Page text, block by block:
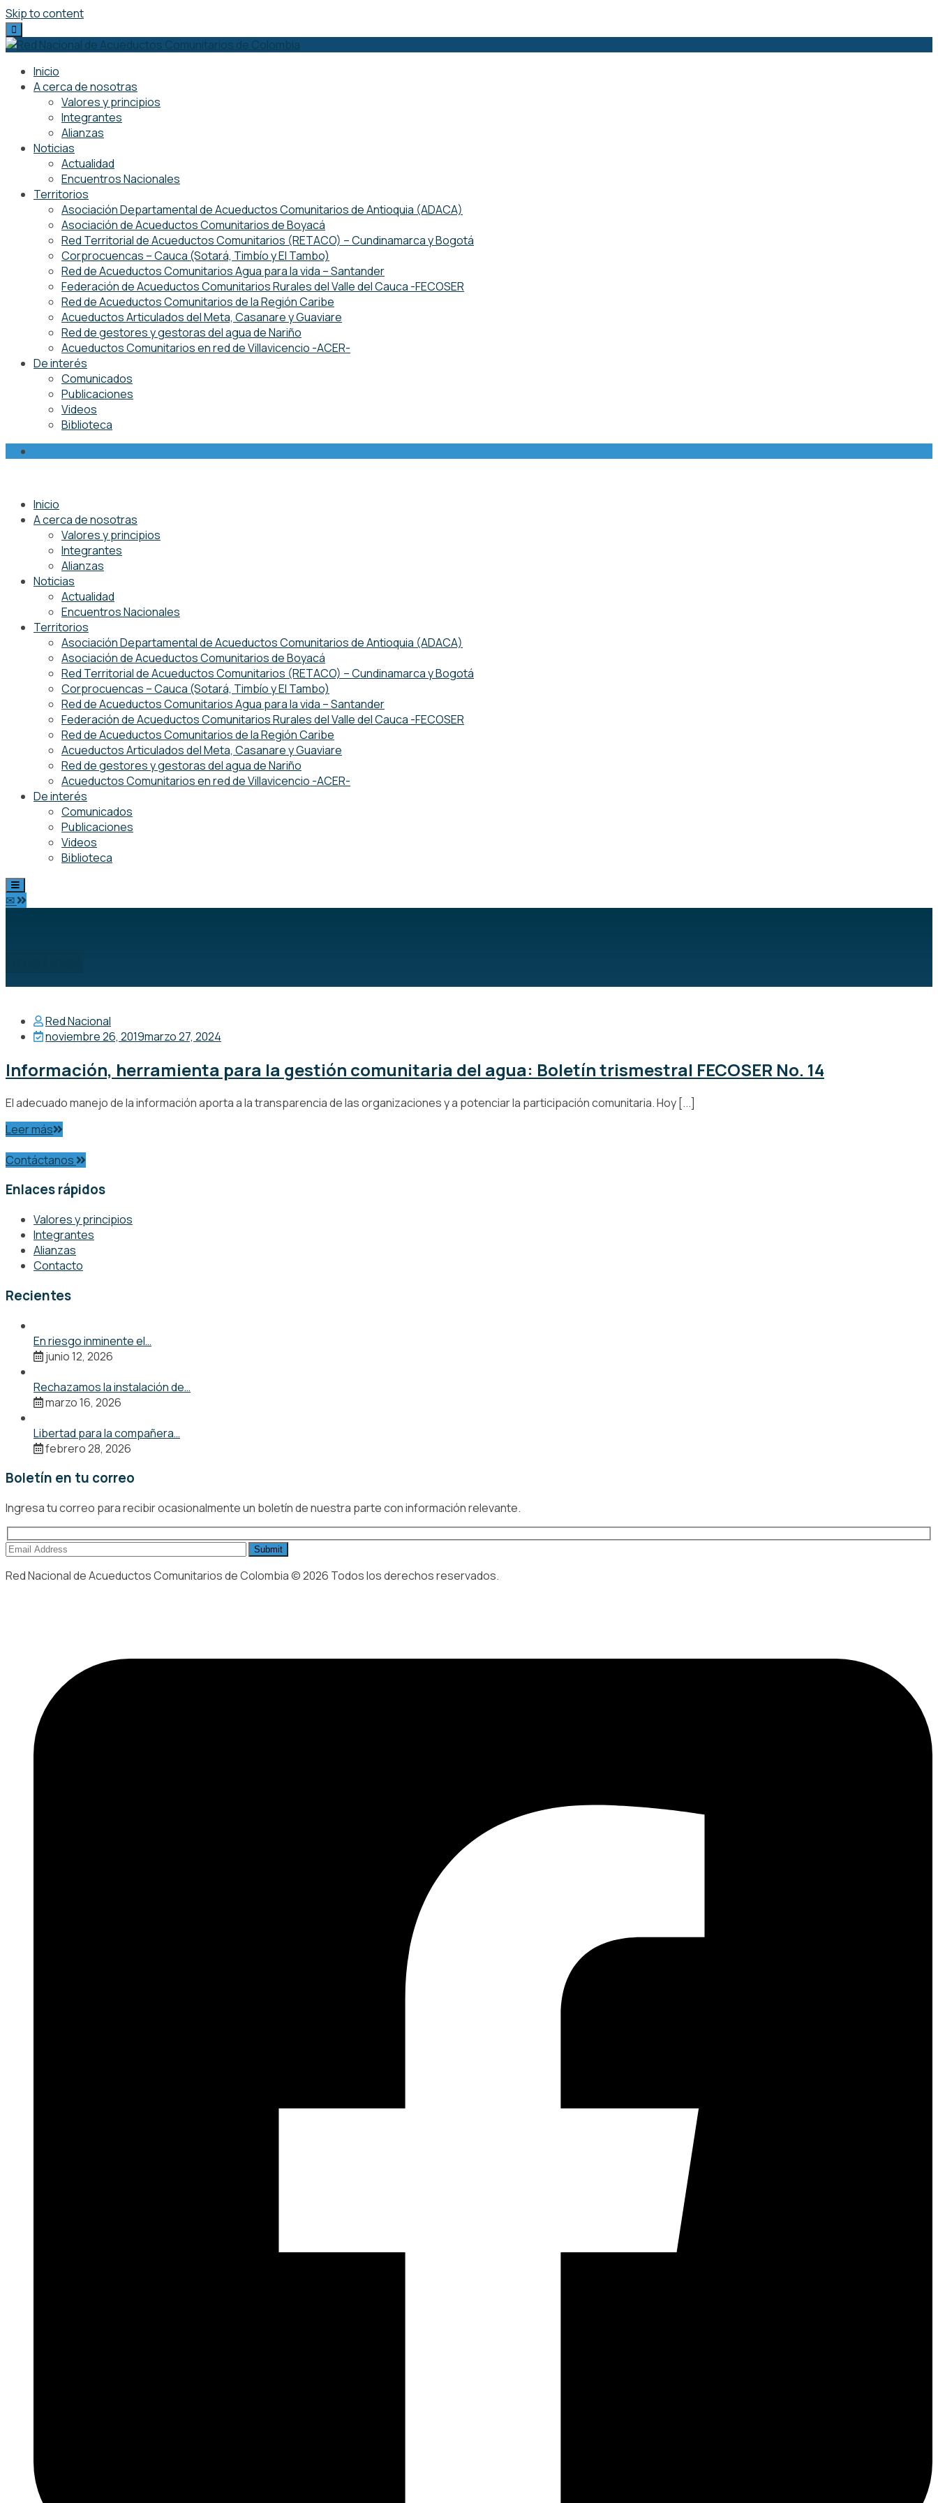
Skip to content
Inicio
A cerca de nosotras
Valores y principios
Integrantes
Alianzas
Noticias
Actualidad
Encuentros Nacionales
Territorios
Asociación Departamental de Acueductos Comunitarios de Antioquia (ADACA)
Asociación de Acueductos Comunitarios de Boyacá
Red Territorial de Acueductos Comunitarios (RETACO) – Cundinamarca y Bogotá
Corprocuencas – Cauca (Sotará, Timbío y El Tambo)
Red de Acueductos Comunitarios Agua para la vida – Santander
Federación de Acueductos Comunitarios Rurales del Valle del Cauca -FECOSER
Red de Acueductos Comunitarios de la Región Caribe
Acueductos Articulados del Meta, Casanare y Guaviare
Red de gestores y gestoras del agua de Nariño
Acueductos Comunitarios en red de Villavicencio -ACER-
De interés
Comunicados
Publicaciones
Videos
Biblioteca
Inicio
A cerca de nosotras
Valores y principios
Integrantes
Alianzas
Noticias
Actualidad
Encuentros Nacionales
Territorios
Asociación Departamental de Acueductos Comunitarios de Antioquia (ADACA)
Asociación de Acueductos Comunitarios de Boyacá
Red Territorial de Acueductos Comunitarios (RETACO) – Cundinamarca y Bogotá
Corprocuencas – Cauca (Sotará, Timbío y El Tambo)
Red de Acueductos Comunitarios Agua para la vida – Santander
Federación de Acueductos Comunitarios Rurales del Valle del Cauca -FECOSER
Red de Acueductos Comunitarios de la Región Caribe
Acueductos Articulados del Meta, Casanare y Guaviare
Red de gestores y gestoras del agua de Nariño
Acueductos Comunitarios en red de Villavicencio -ACER-
De interés
Comunicados
Publicaciones
Videos
Biblioteca
✉
Red Nacional
noviembre 26, 2019marzo 27, 2024
Información, herramienta para la gestión comunitaria del agua: Boletín trismestral FECOSER No. 14
El adecuado manejo de la información aporta a la transparencia de las organizaciones y a potenciar la participación comunitaria. Hoy [...]
Leer más
Contáctanos
Enlaces rápidos
Valores y principios
Integrantes
Alianzas
Contacto
Recientes
En riesgo inminente el…
junio 12, 2026
Rechazamos la instalación de…
marzo 16, 2026
Libertad para la compañera…
febrero 28, 2026
Boletín en tu correo
Ingresa tu correo para recibir ocasionalmente un boletín de nuestra parte con información relevante.
Red Nacional de Acueductos Comunitarios de Colombia © 2026 Todos los derechos reservados.